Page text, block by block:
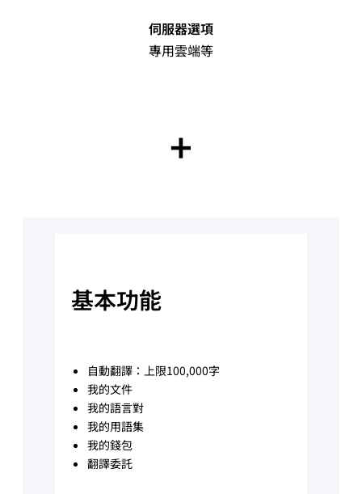
伺服器選項
專用雲端等
+
基本功能
自動翻譯：上限100,000字
我的文件
我的語言對
我的用語集
我的錢包
翻譯委託